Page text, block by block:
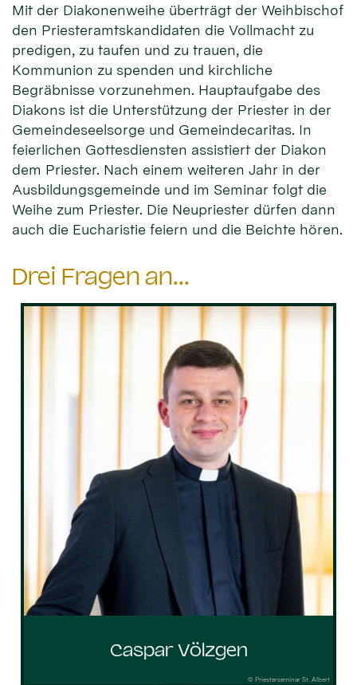
Mit der Diakonenweihe überträgt der Weihbischof
den Priesteramtskandidaten die Vollmacht zu
predigen, zu taufen und zu trauen, die
Kommunion zu spenden und kirchliche
Begräbnisse vorzunehmen. Hauptaufgabe des
Diakons ist die Unterstützung der Priester in der
Gemeindeseelsorge und Gemeindecaritas. In
feierlichen Gottesdiensten assistiert der Diakon
dem Priester. Nach einem weiteren Jahr in der
Ausbildungsgemeinde und im Seminar folgt die
Weihe zum Priester. Die Neupriester dürfen dann
auch die Eucharistie feiern und die Beichte hören.
Drei Fragen an...
Caspar Völzgen
© Priesterseminar St. Albert